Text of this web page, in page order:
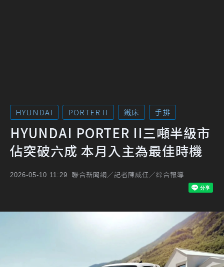
HYUNDAI PORTER II 鐵床 手排
HYUNDAI PORTER II三噸半級市
佔突破六成 本月入主為最佳時機
2026-05-10 11:29 聯合新聞網／記者陳威任／綜合報導